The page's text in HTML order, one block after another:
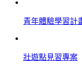
青年體驗學習計
壯遊點見習專案